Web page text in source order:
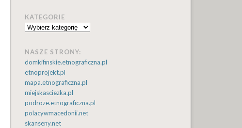
KATEGORIE
Kategorie
NASZE STRONY:
domkifinskie.etnograficzna.pl
etnoprojekt.pl
mapa.etnograficzna.pl
miejskasciezka.pl
podroze.etnograficzna.pl
polacywmacedonii.net
skanseny.net